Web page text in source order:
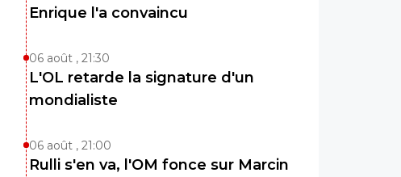
Enrique l'a convaincu
06 août , 21:30
L'OL retarde la signature d'un
mondialiste
06 août , 21:00
Rulli s'en va, l'OM fonce sur Marcin